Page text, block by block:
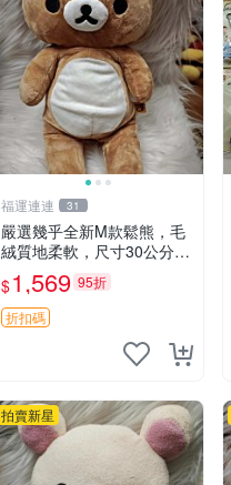
福運連連 31
嚴選幾乎全新M款鬆熊，毛
絨質地柔軟，尺寸30公分，
做工精緻可愛，適合收藏或
贈送親友。中古使用痕跡，
手感依然優良。 鬆熊 嬰熊
毛玩偶
$1,569 95折
折扣碼
拍賣新星